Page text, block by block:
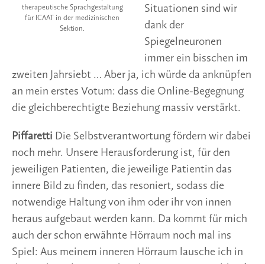
therapeutische Sprachgestaltung
für ICAAT in der medizinischen
Sektion.
Situationen sind wir
dank der
Spiegelneuronen
immer ein bisschen im
zweiten Jahrsiebt … Aber ja, ich würde da anknüpfen
an mein erstes Votum: dass die Online-Begegnung
die gleichberechtigte Beziehung massiv verstärkt.
Piffaretti Die Selbstverantwortung fördern wir dabei
noch mehr. Unsere Herausforderung ist, für den
jeweiligen Patienten, die jeweilige Patientin das
innere Bild zu finden, das resoniert, sodass die
notwendige Haltung von ihm oder ihr von innen
heraus aufgebaut werden kann. Da kommt für mich
auch der schon erwähnte Hörraum noch mal ins
Spiel: Aus meinem inneren Hörraum lausche ich in